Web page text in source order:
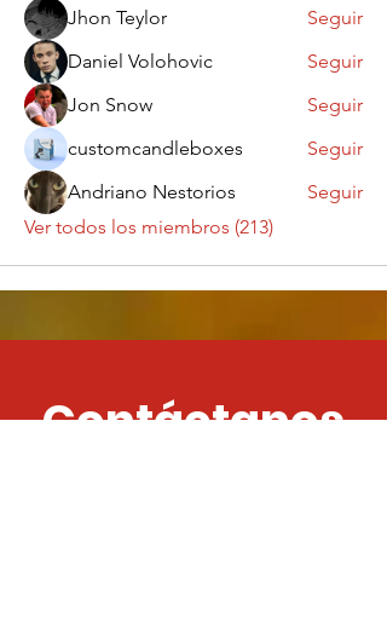
Jhon Teylor
Seguir
Daniel Volohovic
Seguir
Jon Snow
Seguir
customcandleboxes
Seguir
Andriano Nestorios
Seguir
Ver todos los miembros (213)
Contáctanos